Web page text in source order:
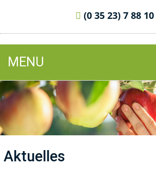
(0 35 23) 7 88 10
MENU
Aktuelles